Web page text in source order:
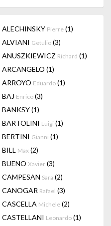
ALECHINSKY Pierre (1)
ALVIANI Getulio (3)
ANUSZKIEWICZ Richard (1)
ARCANGELO (1)
ARROYO Eduardo (1)
BAJ Enrico (3)
BANKSY(1)
BARTOLINI Luigi (1)
BERTINI Gianni (1)
BILL Max (2)
BUENO Xavier (3)
CAMPESAN Sara (2)
CANOGAR Rafael (3)
CASCELLA Michele (2)
CASTELLANI Leonardo (1)